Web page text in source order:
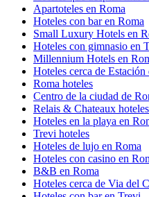
Apartoteles en Roma
Hoteles con bar en Roma
Small Luxury Hotels en
Hoteles con gimnasio en
Millennium Hotels en
Hoteles cerca de
Roma hoteles
Centro de la ciudad de
Relais & Chateaux
Hoteles en la playa en
Trevi hoteles
Hoteles de lujo en Roma
Hoteles con casino en
B&B en Roma
Hoteles cerca de Via del